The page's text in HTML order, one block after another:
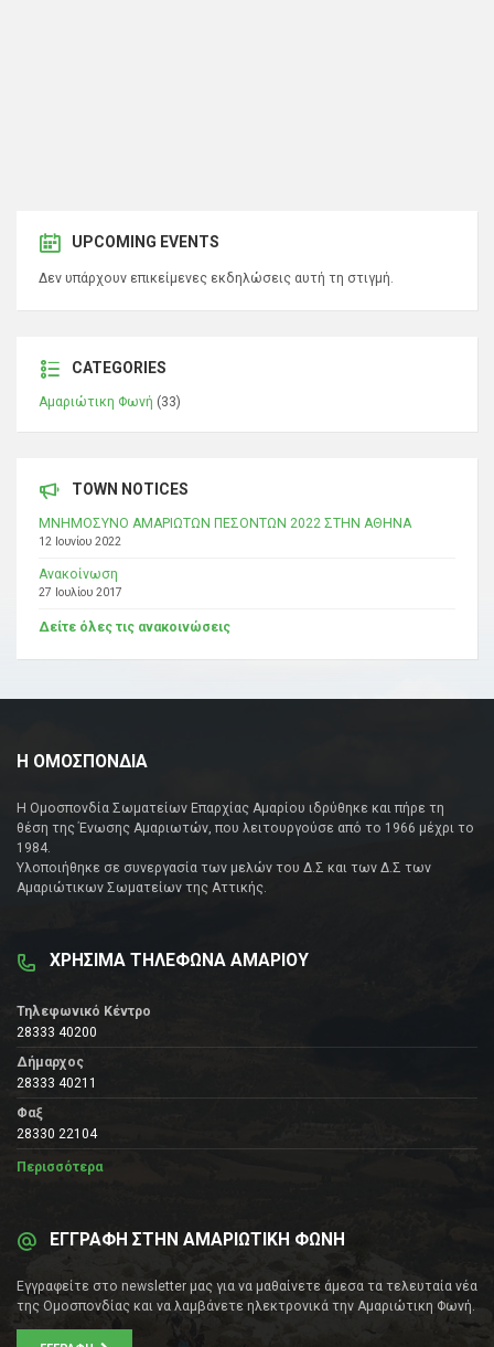
UPCOMING EVENTS
Δεν υπάρχουν επικείμενες εκδηλώσεις αυτή τη στιγμή.
CATEGORIES
Αμαριώτικη Φωνή (33)
TOWN NOTICES
ΜΝΗΜΟΣΥΝΟ ΑΜΑΡΙΩΤΩΝ ΠΕΣΟΝΤΩΝ 2022 ΣΤΗΝ ΑΘΗΝΑ
12 Ιουνίου 2022
Ανακοίνωση
27 Ιουλίου 2017
Δείτε όλες τις ανακοινώσεις
Η ΟΜΟΣΠΟΝΔΙΑ
Η Ομοσπονδία Σωματείων Επαρχίας Αμαρίου ιδρύθηκε και πήρε τη
θέση της Ένωσης Αμαριωτών, που λειτουργούσε από το 1966 μέχρι το
1984.
Υλοποιήθηκε σε συνεργασία των μελών του Δ.Σ και των Δ.Σ των
Αμαριώτικων Σωματείων της Αττικής.
ΧΡΗΣΙΜΑ ΤΗΛΕΦΩΝΑ ΑΜΑΡΙΟΥ
Τηλεφωνικό Κέντρο
28333 40200
Δήμαρχος
28333 40211
Φαξ
28330 22104
Περισσότερα
ΕΓΓΡΑΦΗ ΣΤΗΝ ΑΜΑΡΙΩΤΙΚΗ ΦΩΝΗ
Εγγραφείτε στο newsletter μας για να μαθαίνετε άμεσα τα τελευταία νέα
της Ομοσπονδίας και να λαμβάνετε ηλεκτρονικά την Αμαριώτικη Φωνή.